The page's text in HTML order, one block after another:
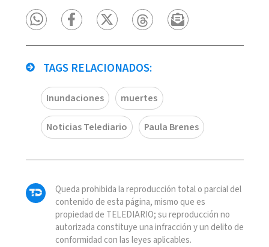
TAGS RELACIONADOS:
Inundaciones muertes
Noticias Telediario Paula Brenes
Queda prohibida la reproducción total o parcial del
contenido de esta página, mismo que es
propiedad de TELEDIARIO; su reproducción no
autorizada constituye una infracción y un delito de
conformidad con las leyes aplicables.